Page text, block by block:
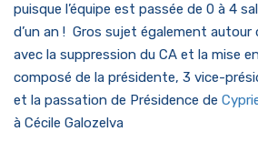
puisque l’équipe est passée de 0 à 4
d’un an ! Gros sujet également autour
avec la suppression du CA et la mise
composé de la présidente, 3 vice-
et la passation de Présidence de
à Cécile Galozelva